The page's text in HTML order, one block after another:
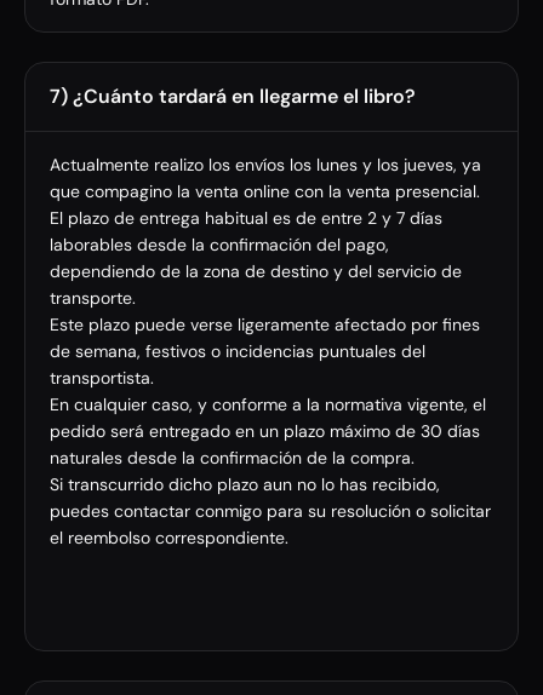
7) ¿Cuánto tardará en llegarme el libro?
Actualmente realizo los envíos los lunes y los jueves, ya
que compagino la venta online con la venta presencial.
El plazo de entrega habitual es de entre 2 y 7 días
laborables desde la confirmación del pago,
dependiendo de la zona de destino y del servicio de
transporte.
Este plazo puede verse ligeramente afectado por fines
de semana, festivos o incidencias puntuales del
transportista.
En cualquier caso, y conforme a la normativa vigente, el
pedido será entregado en un plazo máximo de 30 días
naturales desde la confirmación de la compra.
Si transcurrido dicho plazo aun no lo has recibido,
puedes contactar conmigo para su resolución o solicitar
el reembolso correspondiente.